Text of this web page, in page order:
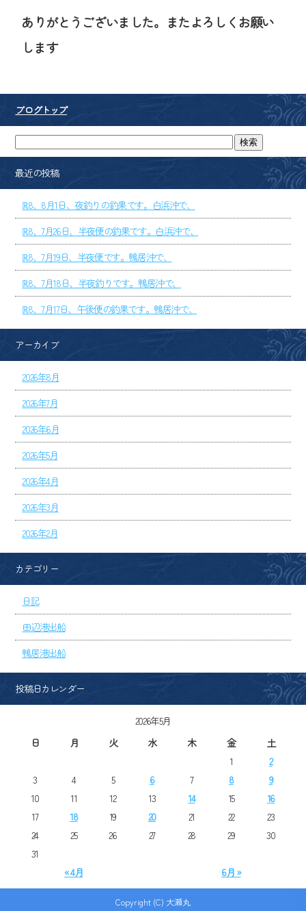
ありがとうございました。またよろしくお願い
します
ブログトップ
最近の投稿
ℝ8、8月1日、夜釣りの釣果です。白浜沖で、
ℝ8、7月26日、半夜便の釣果です。白浜沖で、
ℝ8、7月19日、半夜便です。鴨居沖で、
ℝ8、7月18日、半夜釣りです。鴨居沖で、
ℝ8、7月17日、午後便の釣果です。鴨居沖で、
アーカイブ
2026年8月
2026年7月
2026年6月
2026年5月
2026年4月
2026年3月
2026年2月
カテゴリー
日記
田辺港出船
鴨居港出船
投稿日カレンダー
2026年5月
日
月 火 水 木 金 土
« 4月 6月 »
1
2
3
4 5 6 7 8
9
10
11 12 13 14 15
16
17
18 19 20 21 22
23
24
25 26 27 28 29
30
31
Copyright (C) 大瀬丸